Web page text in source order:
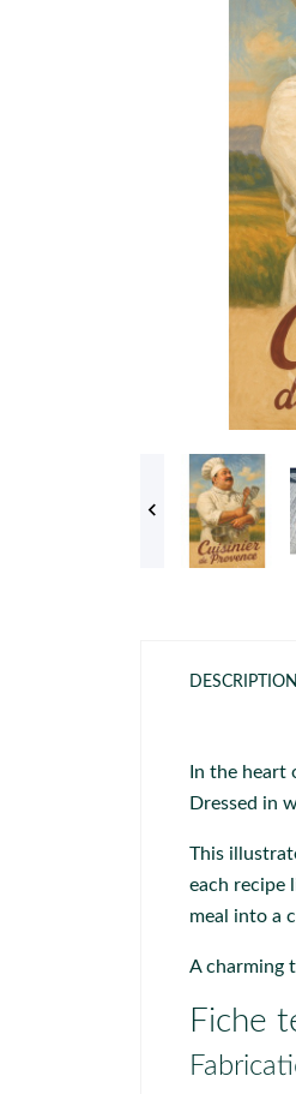

DESCRIPTION
In the heart
Dressed in
This
each recipe
meal into a
A charming
Fiche